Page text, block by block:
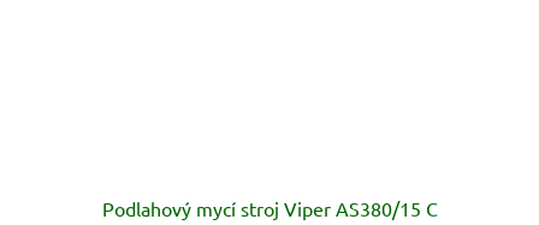
Podlahový mycí stroj Viper AS380/15 C